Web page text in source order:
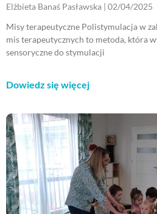
Elżbieta Banaś Pasławska 02/04/2025
Misy terapeutyczne Polistymulacja w
mis terapeutycznych to metoda, która
sensoryczne do stymulacji
Dowiedz się więcej